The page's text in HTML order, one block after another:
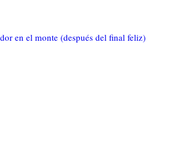
en el monte (después del final feliz)